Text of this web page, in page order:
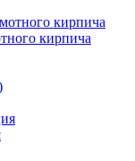
кирпича